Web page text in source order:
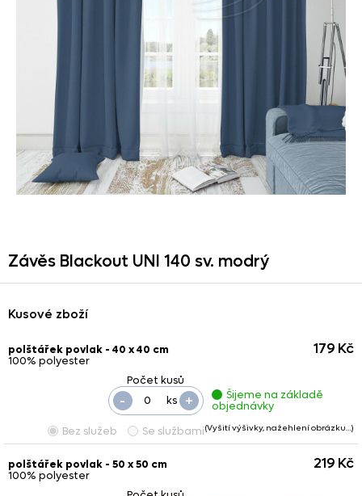
Závěs Blackout UNI 140 sv. modrý
Kusové zboží
polštářek povlak - 40 x 40 cm
100% polyester
ks +
-
179 Kč
Šijeme na základě
objednávky
Bez služeb
Se službami(Vyšití výšivky, nažehlení obrázku…)
polštářek povlak - 50 x 50 cm
100% polyester
219 Kč